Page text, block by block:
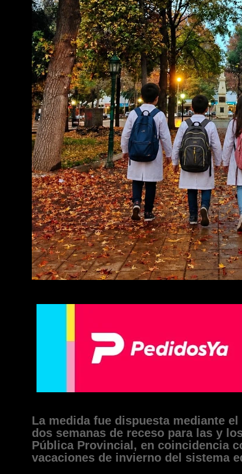
La medida fue dispuesta mediante el
dos semanas de receso para las y
Pública Provincial, en coincidencia
vacaciones de invierno del sistema